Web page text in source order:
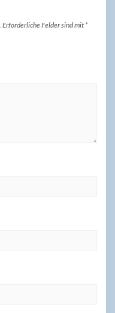
Erforderliche Felder sind mit *